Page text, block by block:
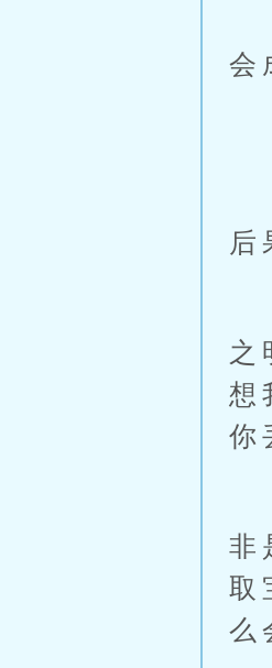
会
“
“
后
之
想
你
非
取
么